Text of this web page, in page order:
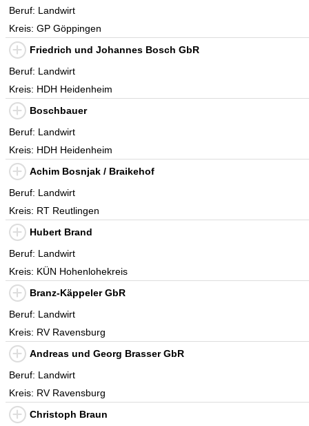
Beruf: Landwirt
Kreis: GP Göppingen
Friedrich und Johannes Bosch GbR
Beruf: Landwirt
Kreis: HDH Heidenheim
Boschbauer
Beruf: Landwirt
Kreis: HDH Heidenheim
Achim Bosnjak / Braikehof
Beruf: Landwirt
Kreis: RT Reutlingen
Hubert Brand
Beruf: Landwirt
Kreis: KÜN Hohenlohekreis
Branz-Käppeler GbR
Beruf: Landwirt
Kreis: RV Ravensburg
Andreas und Georg Brasser GbR
Beruf: Landwirt
Kreis: RV Ravensburg
Christoph Braun